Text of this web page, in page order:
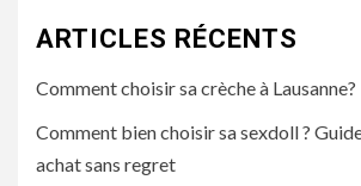
ARTICLES RÉCENTS
Comment choisir sa crèche à Lausanne?
Comment bien choisir sa sexdoll ?
achat sans regret